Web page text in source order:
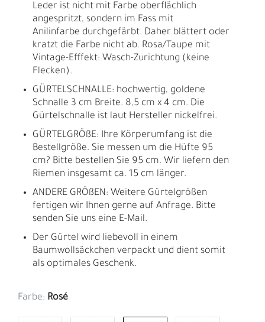
Leder ist nicht mit Farbe oberflächlich
angespritzt, sondern im Fass mit
Anilinfarbe durchgefärbt. Daher blättert oder
kratzt die Farbe nicht ab. Rosa/Taupe mit
Vintage-Efffekt: Wasch-Zurichtung (keine
Flecken).
GÜRTELSCHNALLE: hochwertig, goldene
Schnalle 3 cm Breite. 8,5 cm x 4 cm. Die
Gürtelschnalle ist laut Hersteller nickelfrei.
GÜRTELGRÖßE: Ihre Körperumfang ist die
Bestellgröße. Sie messen um die Hüfte 95
cm? Bitte bestellen Sie 95 cm. Wir liefern den
Riemen insgesamt ca. 15 cm länger.
ANDERE GRÖßEN: Weitere Gürtelgrößen
fertigen wir Ihnen gerne auf Anfrage. Bitte
senden Sie uns eine E-Mail.
Der Gürtel wird liebevoll in einem
Baumwollsäckchen verpackt und dient somit
als optimales Geschenk.
Farbe: Rosé